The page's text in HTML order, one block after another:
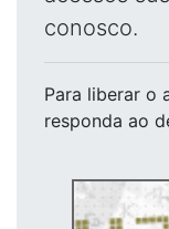
conosco.
Para liberar o
responda ao